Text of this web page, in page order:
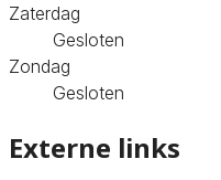
Zaterdag
Gesloten
Zondag
Gesloten
Externe links